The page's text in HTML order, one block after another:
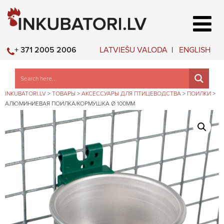
LATVIEŠU VALODA ENGLISH
+ 371 2005 2006
INKUBATORI.LV > ТОВАРЫ > АКСЕССУАРЫ ДЛЯ ПТИЦЕВОДСТВА > ПОИЛКИ >
АЛЮМИНИЕВАЯ ПОИЛКА/КОРМУШКА Ø 100ММ